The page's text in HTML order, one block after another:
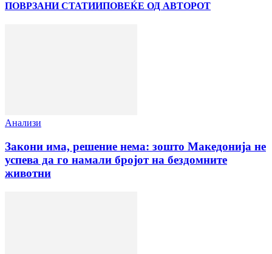
ПОВРЗАНИ СТАТИИПОВЕЌЕ ОД АВТОРОТ
Анализи
Закони има, решение нема: зошто Македонија не
успева да го намали бројот на бездомните
животни